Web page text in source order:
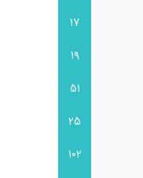
17
19
51
25
102